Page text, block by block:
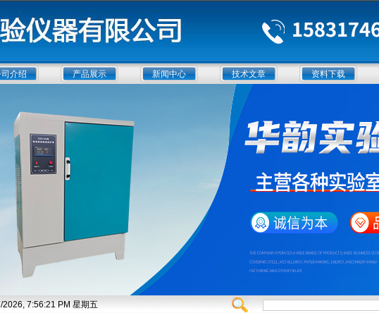
介绍 产品展示 新闻中心 技术文章 资料下载
2026, 7:56:22 PM 星期五